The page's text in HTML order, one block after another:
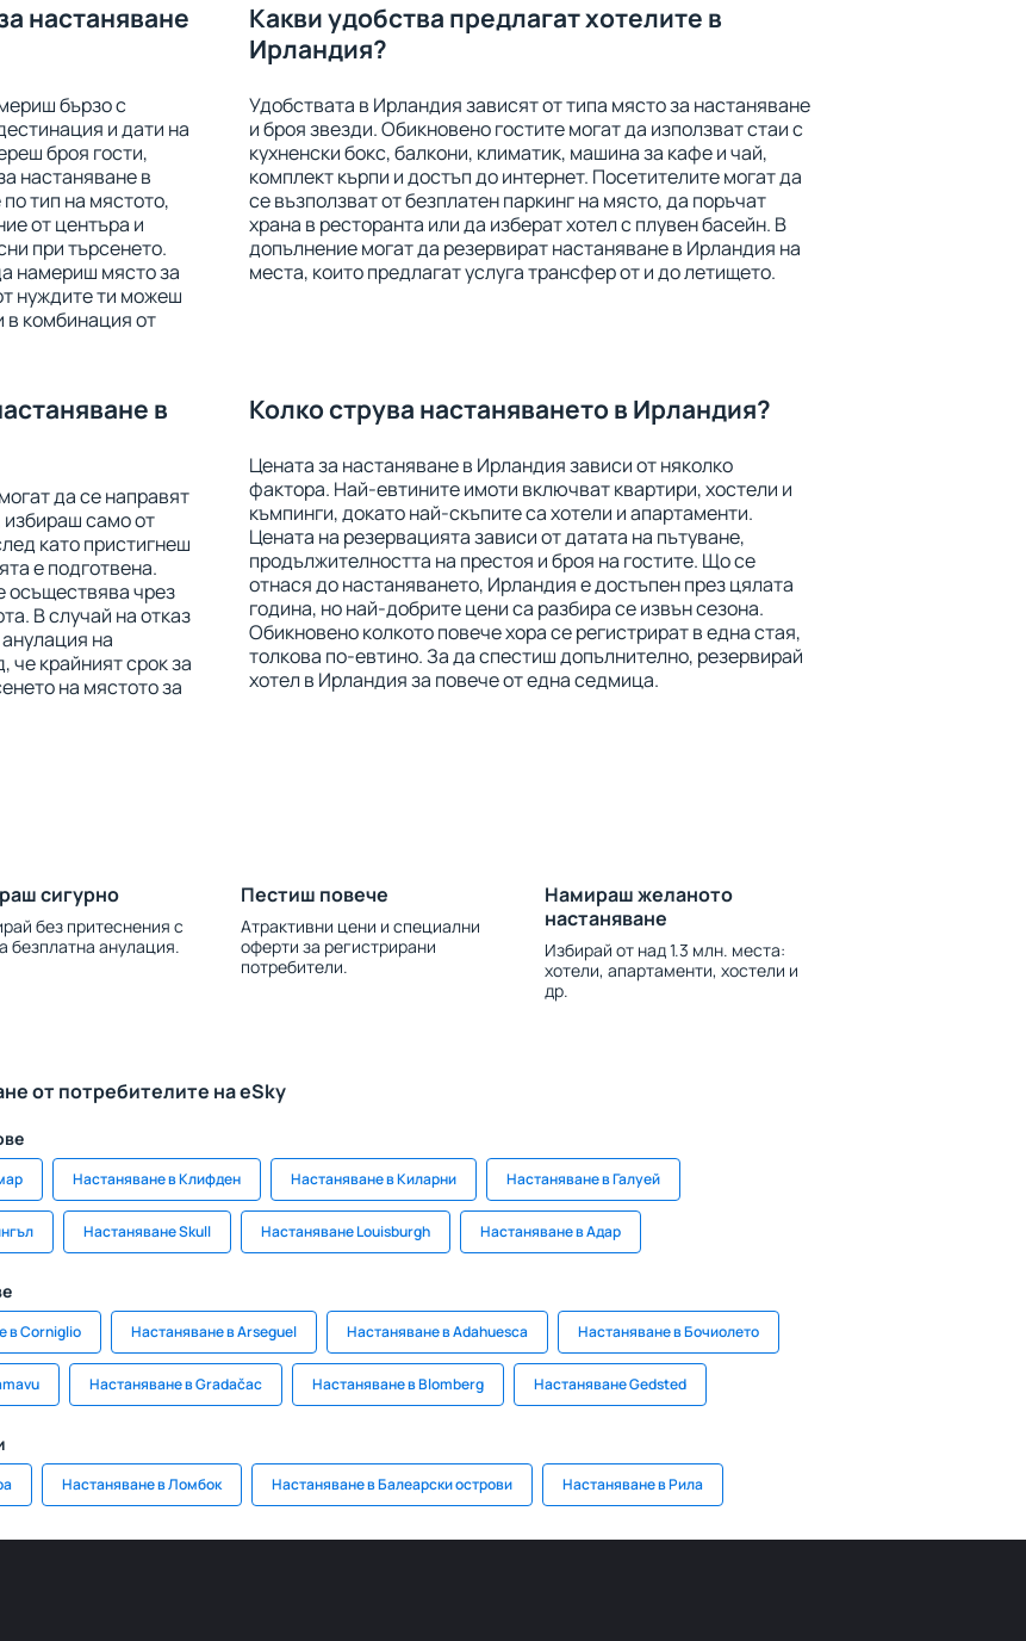
настаняване
бързо с
и дати на
броя гости,
настаняване в
тип на мястото,
от центъра и
при търсенето.
намериш място за
нуждите ти можеш
в комбинация от
Какви удобства предлагат хотелите в
Ирландия?
Удобствата в Ирландия зависят от типа място за настаняване
и броя звезди. Обикновено гостите могат да използват стаи с
кухненски бокс, балкони, климатик, машина за кафе и чай,
комплект кърпи и достъп до интернет. Посетителите могат да
се възползват от безплатен паркинг на място, да поръчат
храна в ресторанта или да изберат хотел с плувен басейн. В
допълнение могат да резервират настаняване в Ирландия на
места, които предлагат услуга трансфер от и до летището.
в
да се направят
избираш само от
като пристигнеш
е подготвена.
осъществява чрез
В случай на отказ
на
крайният срок за
на мястото за
Колко струва настаняването в Ирландия?
Цената за настаняване в Ирландия зависи от няколко
фактора. Най-евтините имоти включват квартири, хостели и
къмпинги, докато най-скъпите са хотели и апартаменти.
Цената на резервацията зависи от датата на пътуване,
продължителността на престоя и броя на гостите. Що се
отнася до настаняването, Ирландия е достъпен през цялата
година, но най-добрите цени са разбира се извън сезона.
Обикновено колкото повече хора се регистрират в една стая,
толкова по-евтино. За да спестиш допълнително, резервирай
хотел в Ирландия за повече от една седмица.
сигурно
без притеснения с
безплатна анулация.
Пестиш повече
Атрактивни цени и специални
оферти за регистрирани
потребители.
Намираш желаното
настаняване
Избирай от над 1.3 млн. места:
хотели, апартаменти, хостели и
др.
от потребителите на eSky
Настаняване в Клифден Настаняване в Киларни Настаняване в Галуей
Настаняване Skull Настаняване Louisburgh Настаняване в Адар
в Corniglio Настаняване в Arseguel Настаняване в Adahuesca Настаняване в Бочиолето
Настаняване в Gradačac Настаняване в Blomberg Настаняване Gedsted
Настаняване в Ломбок Настаняване в Балеарски острови Настаняване в Рила